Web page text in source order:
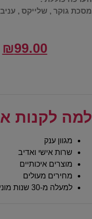
מסכת גוקר , שלייקס ,
₪99.00
למה לקנות
מגוון ענק
שרות אישי ואדיב
מוצרים איכותיים
מחירים מעולים
למעלה מ-30 שנות מוניטין!